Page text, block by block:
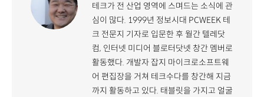
테크가 전 산업 영역에 스며드는 소식에 관
심이 많다. 1999년 정보시대 PCWEEK 테
크 전문지 기자로 입문한 후 월간 텔레닷
컴, 인터넷 미디어 블로터닷넷 창간 멤버로
활동했다. 개발자 잡지 마이크로소프트웨
어 편집장을 거쳐 테크수다를 창간해 지금
까지 활동하고 있다. 태블릿을 가지고 얼굴